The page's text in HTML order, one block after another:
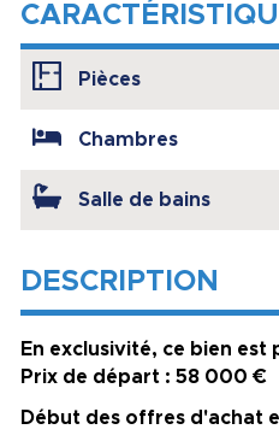
Pièces
Chambres
Salle de bains
DESCRIPTION
En exclusivité, ce bien
Prix de départ : 58 000 €
Début des offres d'achat